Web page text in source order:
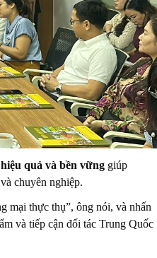
quả và bền vững giúp
chuyên nghiệp.
mại thực thụ”, ông nói, và nhấn
và tiếp cận đối tác Trung Quốc